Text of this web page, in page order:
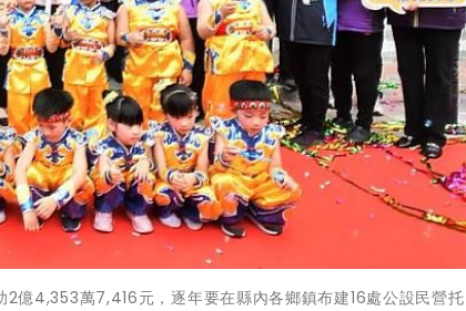
億4,353萬7,416元，逐年要在縣內各鄉鎮布建16處公設民營托